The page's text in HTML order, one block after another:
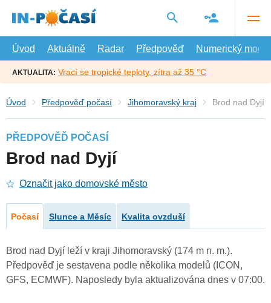
hlavní
Úvod
Aktuálně Radar Předpověď Numerický model
AKTUALITA: Vrací se tropické teploty, zítra až 35 °C
Úvod Předpověď počasí Jihomoravský kraj Brod nad Dyjí
PŘEDPOVĚĎ POČASÍ
Brod nad Dyjí
Označit jako domovské město
Počasí Slunce a Měsíc Kvalita ovzduší
Brod nad Dyjí leží v kraji Jihomoravský (174 m n. m.).
Předpověď je sestavena podle několika modelů (ICON,
GFS, ECMWF). Naposledy byla aktualizována dnes v 07:00.